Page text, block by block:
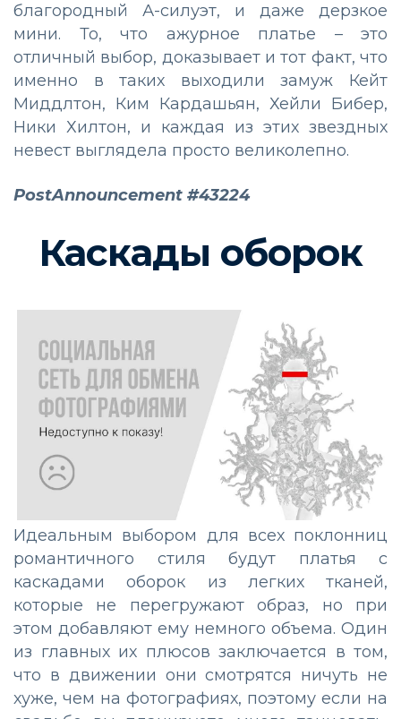
благородный А-силуэт, и даже дерзкое
мини. То, что ажурное платье – это
отличный выбор, доказывает и тот факт, что
именно в таких выходили замуж Кейт
Миддлтон, Ким Кардашьян, Хейли Бибер,
Ники Хилтон, и каждая из этих звездных
невест выглядела просто великолепно.
PostAnnouncement #43224
Каскады оборок
Идеальным выбором для всех поклонниц
романтичного стиля будут платья с
каскадами оборок из легких тканей,
которые не перегружают образ, но при
этом добавляют ему немного объема. Один
из главных их плюсов заключается в том,
что в движении они смотрятся ничуть не
хуже, чем на фотографиях, поэтому если на